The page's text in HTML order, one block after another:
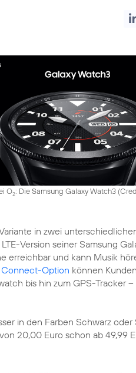
O2: Die Samsung Galaxy Watch3 (
in zwei
Version seiner Samsung
erreichbar und kann Musik
Connect-Option können Kunden
bis hin zum GPS-Tracker –
in den Farben Schwarz oder
20,00 Euro schon ab 49,99